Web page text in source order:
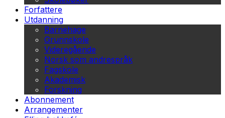
Forfattere
Utdanning
Barnehage
Grunnskole
Videregående
Norsk som andrespråk
Fagskole
Akademisk
Forskning
Abonnement
Arrangementer